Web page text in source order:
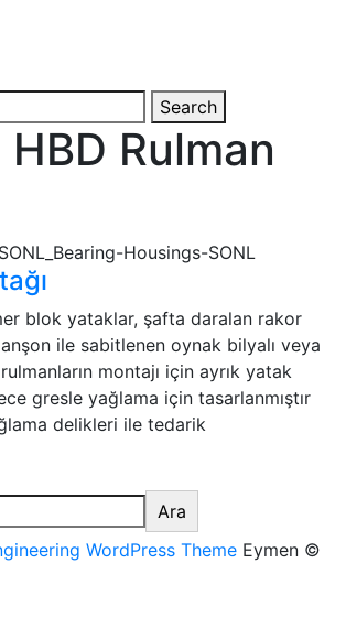
Search
HBD Rulman
blok yataklar, şafta daralan rakor
ile sabitlenen oynak bilyalı veya
montajı için ayrık yatak
gresle yağlama için tasarlanmıştır
delikleri ile tedarik
Ara
WordPress Theme Eymen ©